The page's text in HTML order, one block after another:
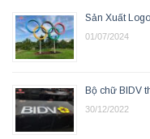
Sản Xuất
01/07/2024
Bộ chữ BIDV
30/12/2022